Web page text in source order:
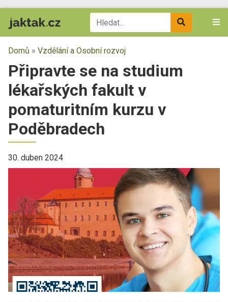
Domů » Vzdělání a Osobní rozvoj
Připravte se na studium
lékařských fakult v
pomaturitním kurzu v
Poděbradech
30. duben 2024